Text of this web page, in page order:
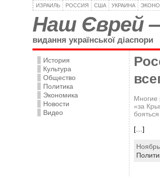
ИЗРАИЛЬ РОССИЯ США УКРАИНА
Наш Єврей
видання української діаспори
История
Культура
Общество
Политика
Экономика
Новости
Видео
Многие
«за
[…]